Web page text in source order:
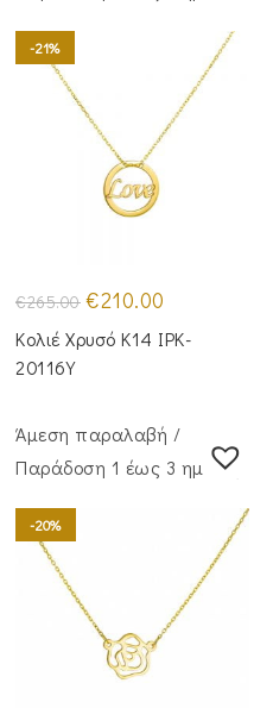
-21%
€265.00 Original
price
was:
€265.00.
€210.00
τιμή
είναι:
Κολιέ Χρυσό Κ14 IPK-
20116Y
Άμεση παραλαβή /
Παράδoση 1 έως 3 ημέρες
-20%